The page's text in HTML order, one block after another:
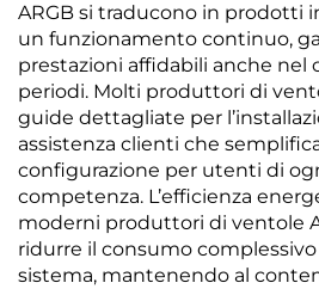
ARGB si traducono in prodotti
un funzionamento continuo,
prestazioni affidabili anche nel
periodi. Molti produttori di
guide dettagliate per
assistenza clienti che
configurazione per utenti di
competenza. L’efficienza
moderni produttori di ventole
ridurre il consumo
sistema, mantenendo al